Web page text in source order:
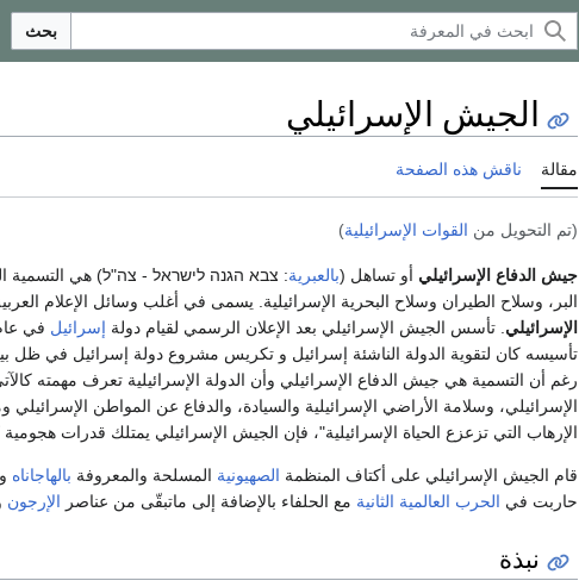
بحث
الجيش الإسرائيلي
مقالة ناقش هذه الصفحة
(تم التحويل من القوات الإسرائيلية)
جيش الدفاع الإسرائيلي أو تساهل (بالعبرية: צבא הגנה לישראל - צה"ל) هي التسمية
البر، وسلاح الطيران وسلاح البحرية الإسرائيلية. يسمى في أغلب وسائل الإعلام
الإسرائيلي . تأسس الجيش الإسرائيلي بعد الإعلان الرسمي لقيام دولة إسرائيل في
تأسيسه كان لتقوية الدولة الناشئة إسرائيل و تكريس مشروع دولة إسرائيل في ظل
رغم أن التسمية هي جيش الدفاع الإسرائيلي وأن الدولة الإسرائيلية تعرف مهمته
الإسرائيلي، وسلامة الأراضي الإسرائيلية والسيادة، والدفاع عن المواطن
الإرهاب التي تزعزع الحياة الإسرائيلية"، فإن الجيش الإسرائيلي يمتلك قدرات هجومية
قام الجيش الإسرائيلي على أكتاف المنظمة الصهيونية المسلحة والمعروفة بالهاجاناه
حاربت في الحرب العالمية الثانية مع الحلفاء بالإضافة إلى ماتبقّى من عناصر الإرجون
نبذة